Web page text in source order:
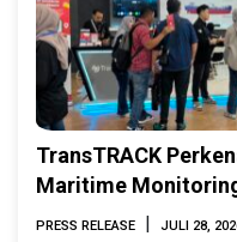
TransTRACK
Maritime
INAMARINE 2026
PRESS RELEASE | JULI 28,